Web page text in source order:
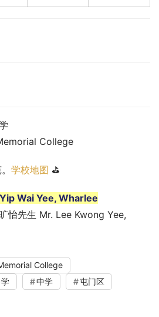
College
学校地图 ⛳
Wai Yee, Wharlee
怡先生 Mr. Lee Kwong Yee,
College
中学
屯门区